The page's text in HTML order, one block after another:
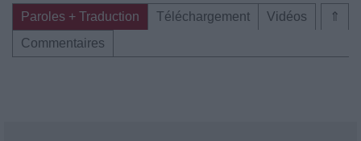
⇑
Paroles + Traduction Téléchargement
Vidéos
Commentaires